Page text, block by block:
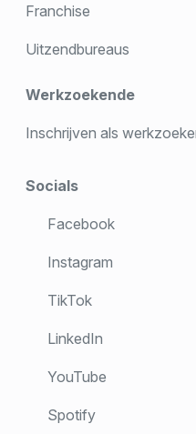
Franchise
Uitzendbureaus
Werkzoekende
Inschrijven als
Socials
Facebook
Instagram
TikTok
LinkedIn
YouTube
Spotify